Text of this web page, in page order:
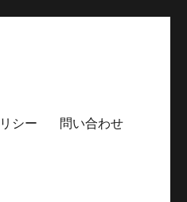
シー 問い合わせ